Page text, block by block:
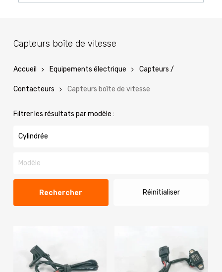
Capteurs boîte de vitesse
Accueil Equipements électrique Capteurs /
Contacteurs Capteurs boîte de vitesse
Filtrer les résultats par modèle :
Réinitialiser